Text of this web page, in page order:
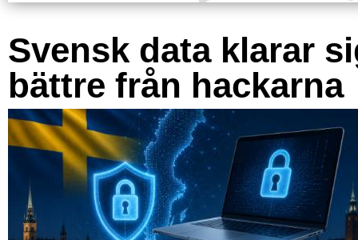
Svensk data klarar
bättre från hackarna